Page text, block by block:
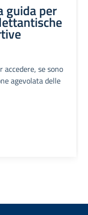
guida per
accedere, se sono
agevolata delle